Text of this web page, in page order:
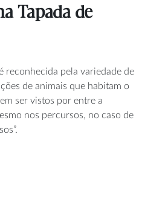
Tapada de
reconhecida pela variedade de
de animais que habitam o
ser vistos por entre a
nos percursos, no caso de